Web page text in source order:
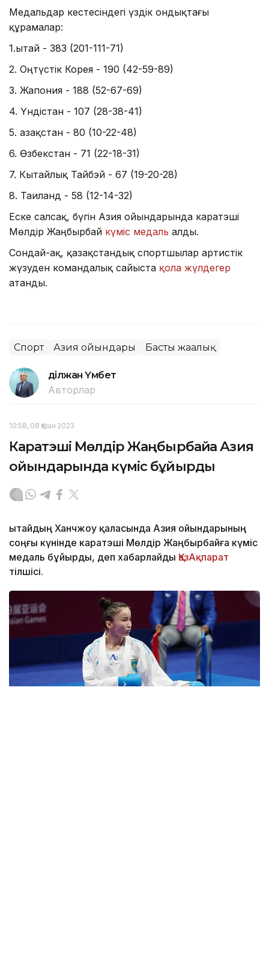
Медальдар кестесіндегі үздік ондықтағы
құрамалар:
1.Қытай - 383 (201-111-71)
2. Оңтүстік Корея - 190 (42-59-89)
3. Жапония - 188 (52-67-69)
4. Үндістан - 107 (28-38-41)
5. Қазақстан - 80 (10-22-48)
6. Өзбекстан - 71 (22-18-31)
7. Кытайлық Тайбэй - 67 (19-20-28)
8. Таиланд - 58 (12-14-32)
Еске салсақ, бүгін Азия ойындарында каратэші
Мөлдір Жаңбырбай күміс медаль алды.
Сондай-ақ, қазақстандық спортшылар артистік
жүзуден командалық сайыста қола жүлдегер
атанды.
Спорт Азия ойындары Басты жаңалық
Әділжан Үмбет
Авторлар
10:58, 08 Қазан 2023
Каратэші Мөлдір Жаңбырбайға Азия
ойындарында күміс бұйырды
Қытайдың Ханчжоу қаласында Азия ойындарының
соңғы күнінде каратэші Мөлдір Жаңбырбайға күміс
медаль бұйырды, деп хабарлайды ҚазАқпарат
тілшісі.